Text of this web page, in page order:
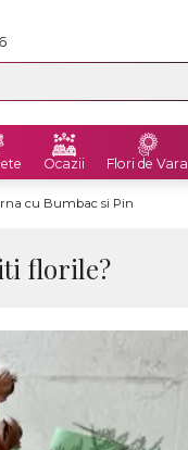
Ocazii Flori de Vara
cu Bumbac si Pin
florile?